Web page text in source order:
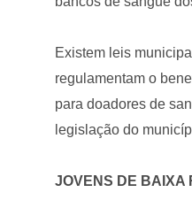
Existem leis
regulamentam o
para doadores de
legislação do
JOVENS DE BAIXA